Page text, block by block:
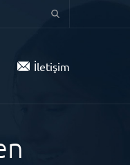
İletişim